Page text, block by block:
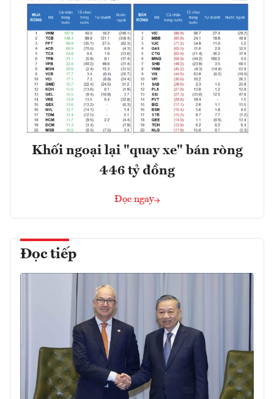
Khối ngoại lại "quay xe" bán ròng
446 tỷ đồng
Đọc ngay
Đọc tiếp